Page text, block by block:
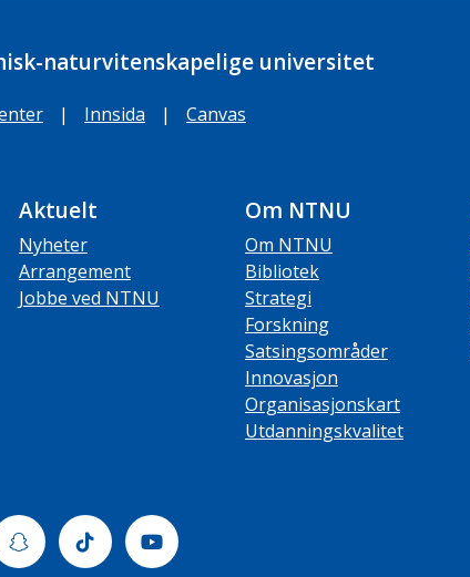
naturvitenskapelige universitet
| Innsida | Canvas
Aktuelt
Nyheter
Arrangement
Jobbe ved NTNU
Om NTNU
Om NTNU
Bibliotek
Strategi
Forskning
Satsingsområder
Innovasjon
Organisasjonskart
Utdanningskvalitet
SnapchatTiktok Youtube